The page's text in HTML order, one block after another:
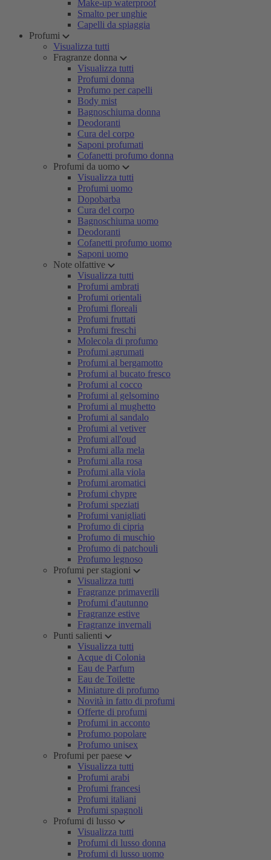
Make-up waterproof
Smalto per unghie
Capelli da spiaggia
Profumi
Visualizza tutti
Fragranze donna
Visualizza tutti
Profumi donna
Profumo per capelli
Body mist
Bagnoschiuma donna
Deodoranti
Cura del corpo
Saponi profumati
Cofanetti profumo donna
Profumi da uomo
Visualizza tutti
Profumi uomo
Dopobarba
Cura del corpo
Bagnoschiuma uomo
Deodoranti
Cofanetti profumo uomo
Saponi uomo
Note olfattive
Visualizza tutti
Profumi ambrati
Profumi orientali
Profumi floreali
Profumi fruttati
Profumi freschi
Molecola di profumo
Profumi agrumati
Profumi al bergamotto
Profumi al bucato fresco
Profumi al cocco
Profumi al gelsomino
Profumi al mughetto
Profumi al sandalo
Profumi al vetiver
Profumi all'oud
Profumi alla mela
Profumi alla rosa
Profumi alla viola
Profumi aromatici
Profumi chypre
Profumi speziati
Profumi vanigliati
Profumo di cipria
Profumo di muschio
Profumo di patchouli
Profumo legnoso
Profumi per stagioni
Visualizza tutti
Fragranze primaverili
Profumi d'autunno
Fragranze estive
Fragranze invernali
Punti salienti
Visualizza tutti
Acque di Colonia
Eau de Parfum
Eau de Toilette
Miniature di profumo
Novità in fatto di profumi
Offerte di profumi
Profumi in acconto
Profumo popolare
Profumo unisex
Profumi per paese
Visualizza tutti
Profumi arabi
Profumi francesi
Profumi italiani
Profumi spagnoli
Profumi di lusso
Visualizza tutti
Profumi di lusso donna
Profumi di lusso uomo